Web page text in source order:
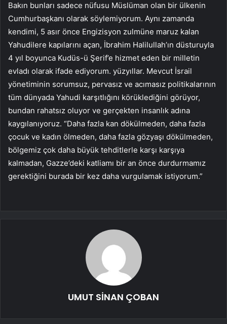
Bakın bunları sadece nüfusu Müslüman olan bir ülkenin
Cumhurbaşkanı olarak söylemiyorum. Aynı zamanda
kendimi, 5 asır önce Engizisyon zulmüne maruz kalan
Yahudilere kapılarını açan, İbrahim Halilullah’ın düsturuyla
4 yıl boyunca Kudüs-ü Şerif’e hizmet eden bir milletin
evladı olarak ifade ediyorum. yüzyıllar. Mevcut İsrail
yönetiminin sorumsuz, pervasız ve acımasız politikalarının
tüm dünyada Yahudi karşıtlığını körüklediğini görüyor,
bundan rahatsız oluyor ve gerçekten insanlık adına
kaygılanıyoruz. “Daha fazla kan dökülmeden, daha fazla
çocuk ve kadın ölmeden, daha fazla gözyaşı dökülmeden,
bölgemiz çok daha büyük tehditlerle karşı karşıya
kalmadan, Gazze’deki katliamı bir an önce durdurmamız
gerektiğini burada bir kez daha vurgulamak istiyorum.”
UMUT SİNAN ÇOBAN